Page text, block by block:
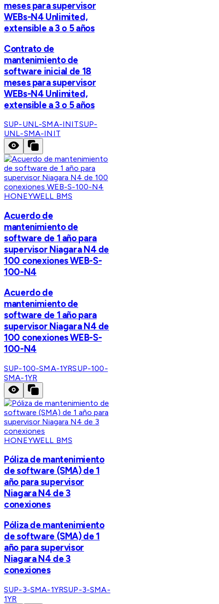
meses para supervisor
WEBs-N4 Unlimited,
extensible a 3 o 5 años
Contrato de
mantenimiento de
software inicial de 18
meses para supervisor
WEBs-N4 Unlimited,
extensible a 3 o 5 años
SUP-UNL-SMA-INITSUP-
UNL-SMA-INIT
HONEYWELL BMS
Acuerdo de
mantenimiento de
software de 1 año para
supervisor Niagara N4 de
100 conexiones WEB-S-
100-N4
Acuerdo de
mantenimiento de
software de 1 año para
supervisor Niagara N4 de
100 conexiones WEB-S-
100-N4
SUP-100-SMA-1YRSUP-100-
SMA-1YR
HONEYWELL BMS
Póliza de mantenimiento
de software (SMA) de 1
año para supervisor
Niagara N4 de 3
conexiones
Póliza de mantenimiento
de software (SMA) de 1
año para supervisor
Niagara N4 de 3
conexiones
SUP-3-SMA-1YRSUP-3-SMA-
1YR